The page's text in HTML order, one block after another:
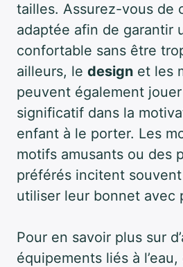
tailles. Assurez-vous de
adaptée afin de garantir
confortable sans être
ailleurs, le design et les
peuvent également
significatif dans la
enfant à le porter. Les
motifs amusants ou des
préférés incitent
utiliser leur bonnet avec
Pour en savoir plus sur
équipements liés à